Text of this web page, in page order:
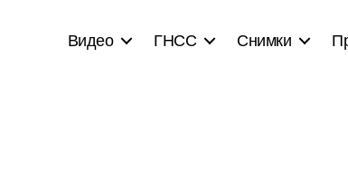
Видео ГНСС Снимки